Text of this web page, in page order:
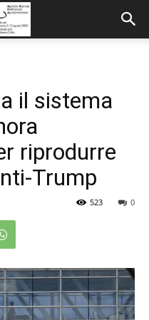
il sistema
riprodurre
Trump
0
523